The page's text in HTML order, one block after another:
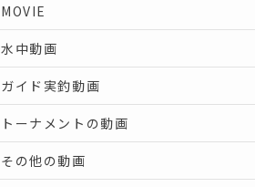
MOVIE
水中動画
ガイド実釣動画
トーナメントの動画
その他の動画